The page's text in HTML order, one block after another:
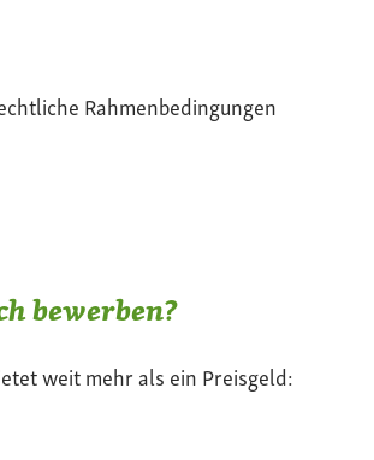
Rahmenbedingungen
bewerben?
weit mehr als ein Preisgeld: